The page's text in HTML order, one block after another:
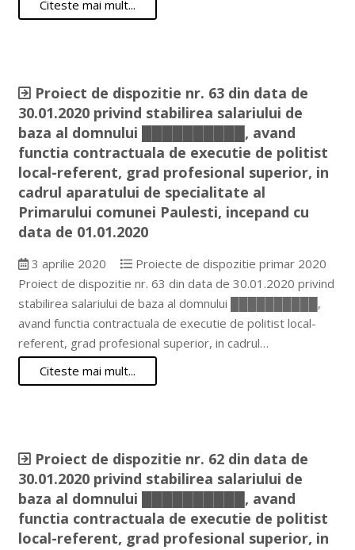
Citeste mai mult...
Proiect de dispozitie nr. 63 din data de
30.01.2020 privind stabilirea salariului de
baza al domnului ██████████, avand
functia contractuala de executie de politist
local-referent, grad profesional superior, in
cadrul aparatului de specialitate al
Primarului comunei Paulesti, incepand cu
data de 01.01.2020
3 aprilie 2020
Proiecte de dispozitie primar 2020
Proiect de dispozitie nr. 63 din data de 30.01.2020 privind
stabilirea salariului de baza al domnului ██████████,
avand functia contractuala de executie de politist local-
referent, grad profesional superior, in cadrul…
Citeste mai mult...
Proiect de dispozitie nr. 62 din data de
30.01.2020 privind stabilirea salariului de
baza al domnului ██████████, avand
functia contractuala de executie de politist
local-referent, grad profesional superior, in